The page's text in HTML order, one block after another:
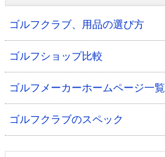
ゴルフクラブ、用品の選び方
ゴルフショップ比較
ゴルフメーカーホームページ一覧
ゴルフクラブのスペック